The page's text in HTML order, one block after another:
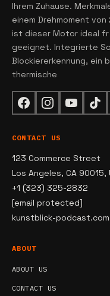
Ihrem Zuhause.
einem Drehmoment
ist dieser Motor ideal fr
geeignet. Integrierte
Blockiererkennung, ein
thermische
CONTACT US
123 Commerce Street
Los Angeles, CA 90015,
+1 (323) 325-2832
[email protected]
kunstblick-podcast.com
ABOUT
ABOUT US
CONTACT US